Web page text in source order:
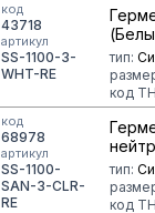
код
43718
артикул
SS-1100-3-
WHT-RE
тип:
код
код
68978
артикул
SS-1100-
SAN-3-CLR-
RE
тип:
код